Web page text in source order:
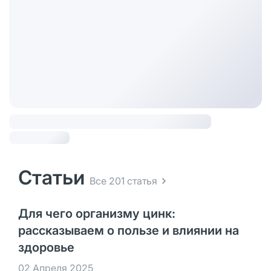
Статьи Все 201 статья
Для чего организму цинк:
рассказываем о пользе и влиянии на
здоровье
02 Апреля 2025